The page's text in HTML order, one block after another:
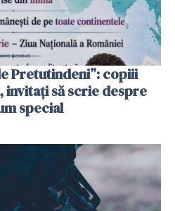
Pretutindeni”: copiii
invitați să scrie despre
special